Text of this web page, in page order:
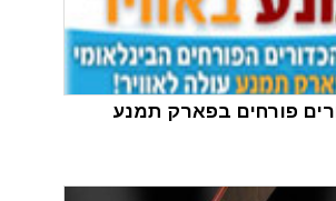
פורחים בפארק תמנע